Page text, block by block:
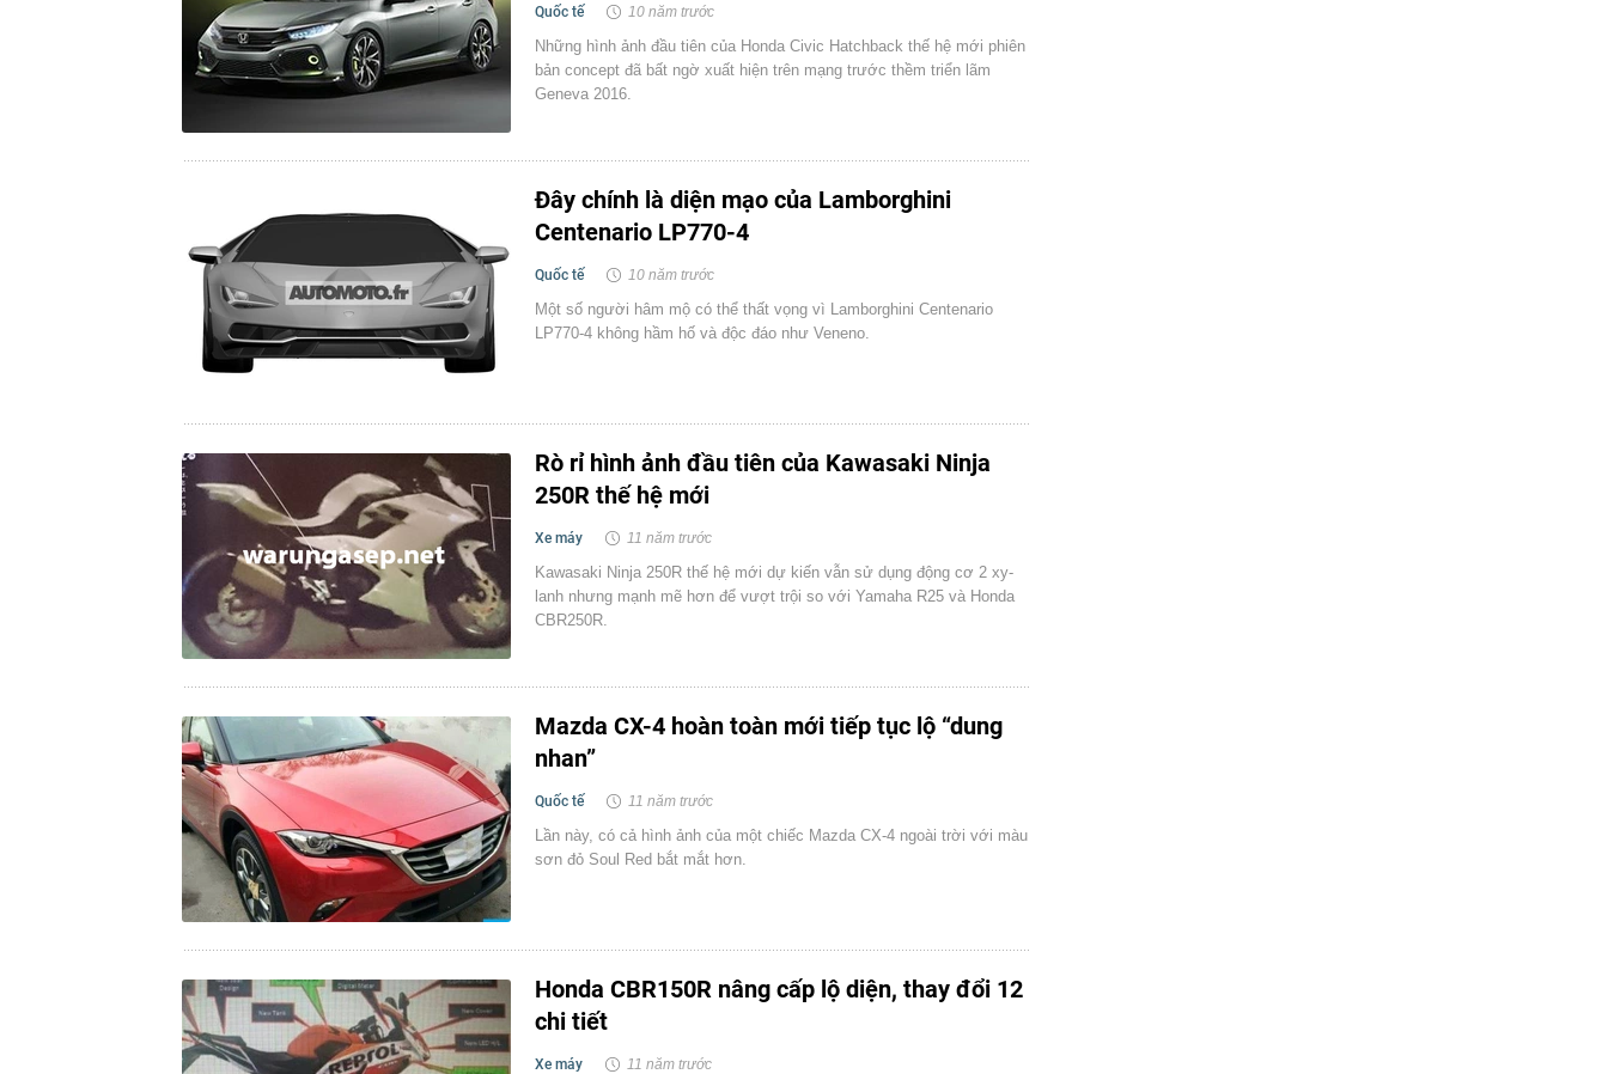
Quốc tế 10 năm trước
Những hình ảnh đầu tiên của Honda Civic Hatchback thế hệ mới phiên
bản concept đã bất ngờ xuất hiện trên mạng trước thềm triển lãm
Geneva 2016.
Đây chính là diện mạo của Lamborghini
Centenario LP770-4
Quốc tế 10 năm trước
Một số người hâm mộ có thể thất vọng vì Lamborghini Centenario
LP770-4 không hầm hố và độc đáo như Veneno.
Rò rỉ hình ảnh đầu tiên của Kawasaki Ninja
250R thế hệ mới
Xe máy 11 năm trước
Kawasaki Ninja 250R thế hệ mới dự kiến vẫn sử dụng động cơ 2 xy-
lanh nhưng mạnh mẽ hơn để vượt trội so với Yamaha R25 và Honda
CBR250R.
Mazda CX-4 hoàn toàn mới tiếp tục lộ “dung
nhan”
Quốc tế 11 năm trước
Lần này, có cả hình ảnh của một chiếc Mazda CX-4 ngoài trời với màu
sơn đỏ Soul Red bắt mắt hơn.
Honda CBR150R nâng cấp lộ diện, thay đổi 12
chi tiết
Xe máy 11 năm trước